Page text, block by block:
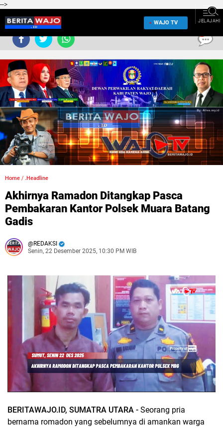
-->
WAJO TV JELAJAHI
Home / .Headline
Akhirnya Ramadon Ditangkap Pasca
Pembakaran Kantor Polsek Muara Batang
Gadis
REDAKSI
Senin, 22 Desember 2025, 10:30 PM WIB
BERITAWAJO.ID, SUMATRA UTARA - Seorang pria
bernama romadon yang sebelumnya di amankan warga